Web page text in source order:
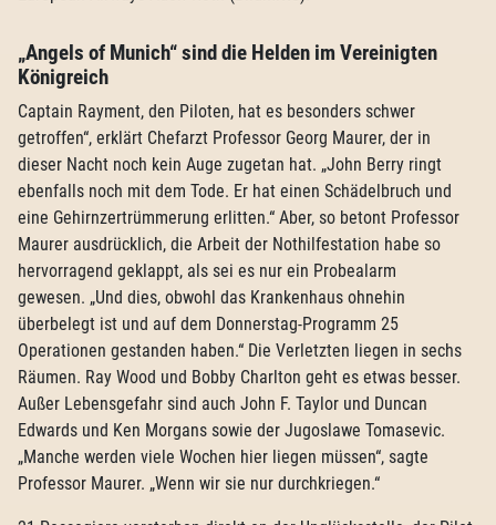
„Angels of Munich“ sind die Helden im Vereinigten
Königreich
Captain Rayment, den Piloten, hat es besonders schwer
getroffen“, erklärt Chefarzt Professor Georg Maurer, der in
dieser Nacht noch kein Auge zugetan hat. „John Berry ringt
ebenfalls noch mit dem Tode. Er hat einen Schädelbruch und
eine Gehirnzertrümmerung erlitten.“ Aber, so betont Professor
Maurer ausdrücklich, die Arbeit der Nothilfestation habe so
hervorragend geklappt, als sei es nur ein Probealarm
gewesen. „Und dies, obwohl das Krankenhaus ohnehin
überbelegt ist und auf dem Donnerstag-Programm 25
Operationen gestanden haben.“ Die Verletzten liegen in sechs
Räumen. Ray Wood und Bobby Charlton geht es etwas besser.
Außer Lebensgefahr sind auch John F. Taylor und Duncan
Edwards und Ken Morgans sowie der Jugoslawe Tomasevic.
„Manche werden viele Wochen hier liegen müssen“, sagte
Professor Maurer. „Wenn wir sie nur durchkriegen.“